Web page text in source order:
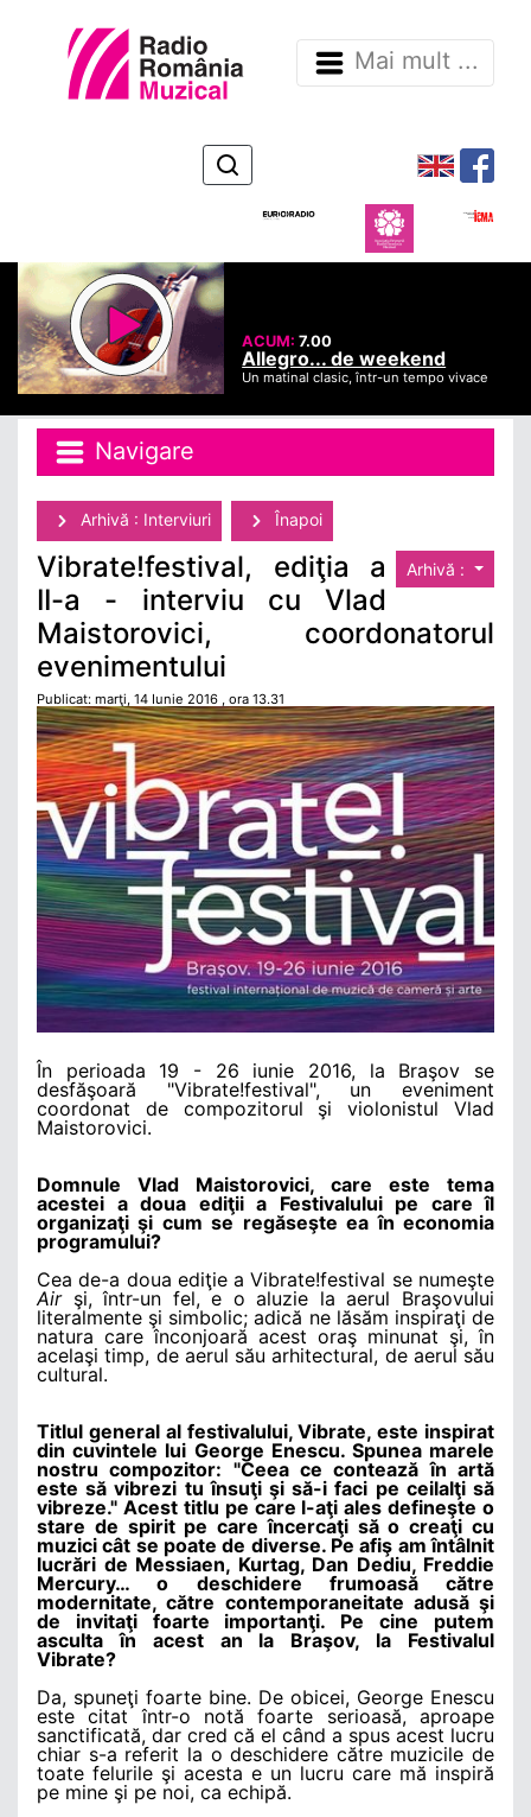
Mai mult ...
ACUM:7.00
Allegro... de weekend
Un matinal clasic, într-un tempo vivace
Navigare
Arhivă : Interviuri Înapoi
Arhivă :
Vibrate!festival, ediţia a
II-a - interviu cu Vlad
Maistorovici, coordonatorul
evenimentului
Publicat: marţi, 14 Iunie 2016 , ora 13.31
În perioada 19 - 26 iunie 2016, la Braşov se
desfăşoară "Vibrate!festival", un eveniment
coordonat de compozitorul şi violonistul Vlad
Maistorovici.
Domnule Vlad Maistorovici, care este tema
acestei a doua ediţii a Festivalului pe care îl
organizaţi şi cum se regăseşte ea în economia
programului?
Cea de-a doua ediţie a Vibrate!festival se numeşte
Airşi, într-un fel, e o aluzie la aerul Braşovului
literalmente şi simbolic; adică ne lăsăm inspiraţi de
natura care înconjoară acest oraş minunat şi, în
acelaşi timp, de aerul său arhitectural, de aerul său
cultural.
Titlul general al festivalului, Vibrate, este inspirat
din cuvintele lui George Enescu. Spunea marele
nostru compozitor: "Ceea ce contează în artă
este să vibrezi tu însuţi şi să-i faci pe ceilalţi să
vibreze." Acest titlu pe care l-aţi ales defineşte o
stare de spirit pe care încercaţi să o creaţi cu
muzici cât se poate de diverse. Pe afiş am întâlnit
lucrări de Messiaen, Kurtag, Dan Dediu, Freddie
Mercury… o deschidere frumoasă către
modernitate, către contemporaneitate adusă şi
de invitaţi foarte importanţi. Pe cine putem
asculta în acest an la Braşov, la Festivalul
Vibrate?
Da, spuneţi foarte bine. De obicei, George Enescu
este citat într-o notă foarte serioasă, aproape
sanctificată, dar cred că el când a spus acest lucru
chiar s-a referit la o deschidere către muzicile de
toate felurile şi acesta e un lucru care mă inspiră
pe mine şi pe noi, ca echipă.